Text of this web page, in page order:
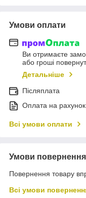
Умови оплати
Ви отримаєте
або гроші
Детальніше
Післяплата
Оплата на рахунок
Всі умови оплати
Умови повернення
Повернення товару
Всі умови